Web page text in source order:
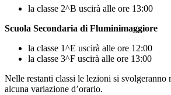
la classe 2^B uscirà alle ore 13:00
Scuola Secondaria di Fluminimaggiore
la classe 1^E uscirà alle ore 12:00
la classe 3^F uscirà alle ore 13:00
Nelle restanti classi le lezioni si svolgeranno
alcuna variazione d’orario.